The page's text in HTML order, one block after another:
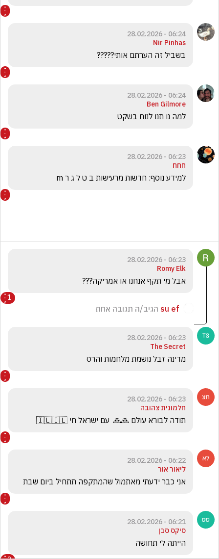
06:24 - 28.02.2026
Nir Pinhas
בשביל זה הערתם אותי?????
06:24 - 28.02.2026
Ben Gilmore
למה נו תנו לנוח בשקט
06:23 - 28.02.2026
חחח
למידע נוסף: חדשות מרעישות ב ט ל ג ר m
06:23 - 28.02.2026
Romy Elk
אבל מי תקף אנחנו או אמריקה???
1
su ef הגיב/ה תגובה אחת
06:23 - 28.02.2026
The Secret
מדינה זבל נושמת מלחמות והרס
06:23 - 28.02.2026
חלמונית צהובה
תודה לבורא עולם 🙏🙏  עם ישראל חי 🇮🇱🇮🇱
06:22 - 28.02.2026
ליאור אור
אני כבר ידעתי מאתמול שהמתקפה תתחיל ביום שבת
06:21 - 28.02.2026
סיקס סבן
הייתה לי תחושה